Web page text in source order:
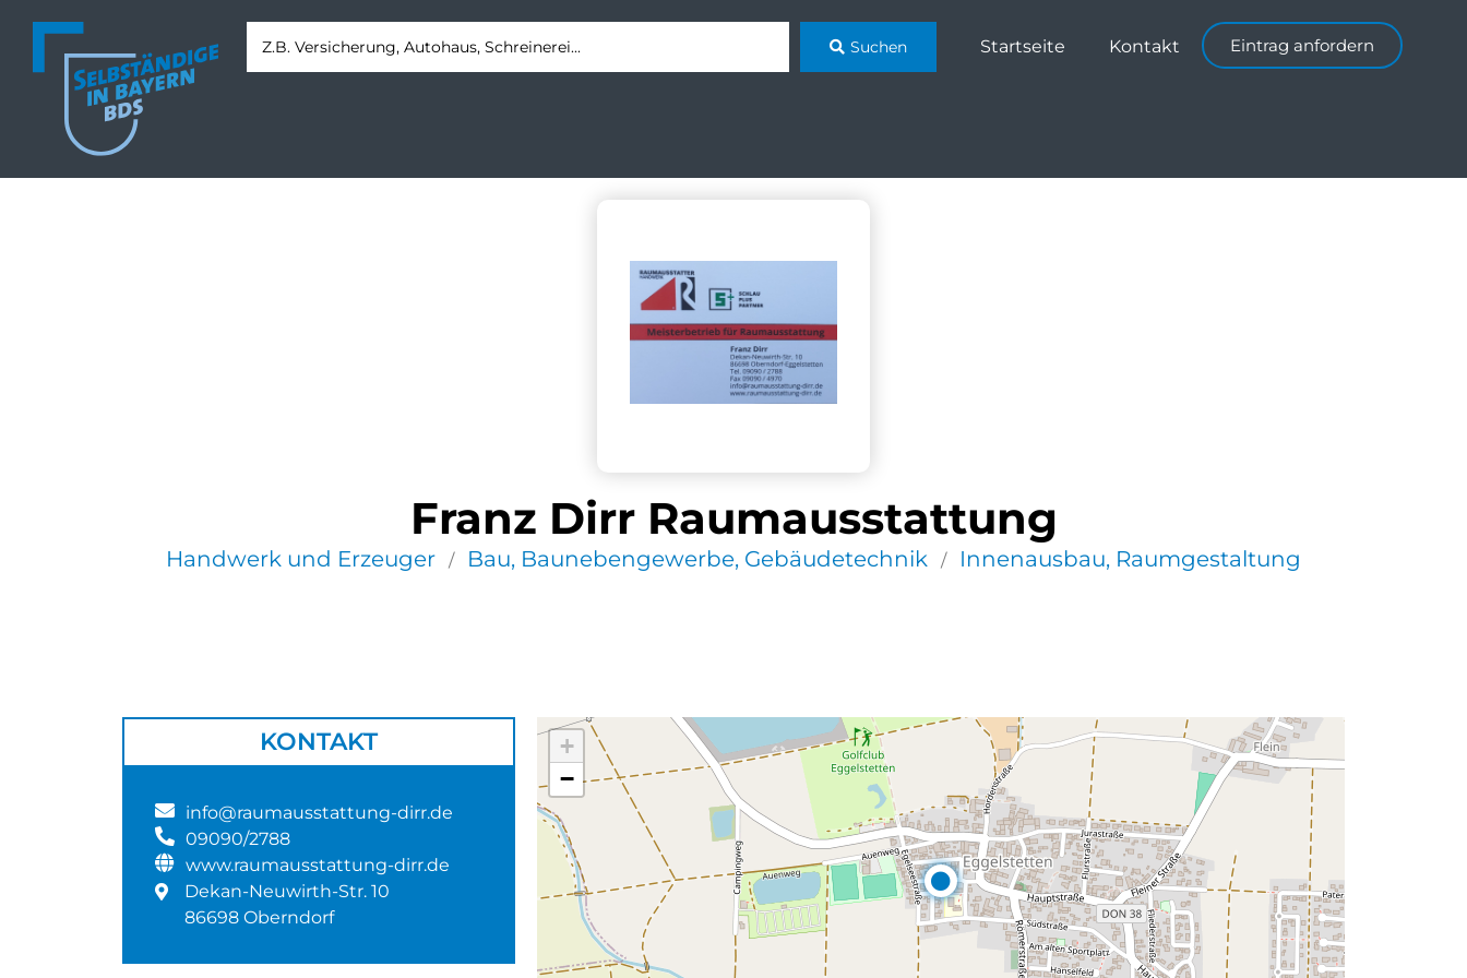
Suchen Startseite Kontakt Eintrag anfordern
Franz Dirr Raumausstattung
Handwerk und Erzeuger / Bau, Baunebengewerbe, Gebäudetechnik / Innenausbau, Raumgestaltung
KONTAKT
info@raumausstattung-dirr.de
09090/2788
www.raumausstattung-dirr.de
Dekan-Neuwirth-Str. 10
86698 Oberndorf
+
−